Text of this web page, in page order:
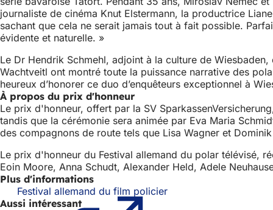
journaliste de cinéma Knut Elstermann, la productrice
sachant que cela ne serait jamais tout à fait possible.
évidente et naturelle. »
Le Dr Hendrik Schmehl, adjoint à la culture de
Wachtveitl ont montré toute la puissance narrative des
heureux d’honorer ce duo d’enquêteurs exceptionnel à
À propos du prix d'honneur
Le prix d'honneur, offert par la SV
tandis que la cérémonie sera animée par Eva Maria
des compagnons de route tels que Lisa Wagner et
Le prix d'honneur du Festival allemand du polar télévisé,
Eoin Moore, Anna Schudt, Alexander Held, Adele
Plus d'informations
Festival allemand du film policier
Aussi intéressant